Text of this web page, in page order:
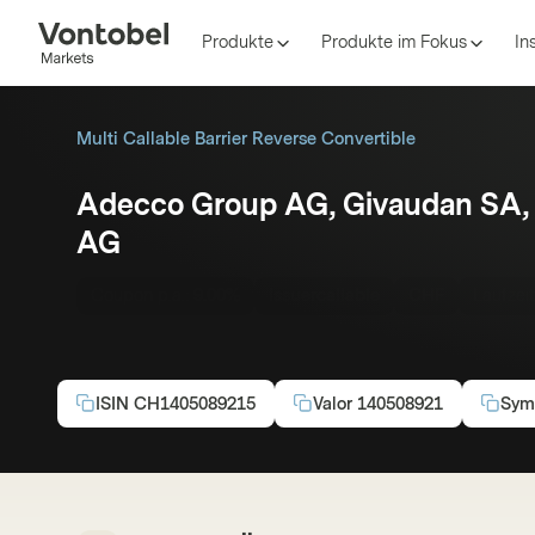
Produkte Produkte im Fokus
Multi Callable Barrier Reverse Convertible
Adecco Group AG, Givaudan
AG
ISIN CH1405089215 Valor 140508921